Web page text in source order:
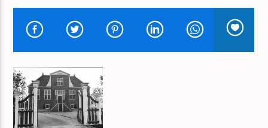
HUIDIG NUMMER
MEDIAZOETERMEER-RADIO
MZ-RADIO